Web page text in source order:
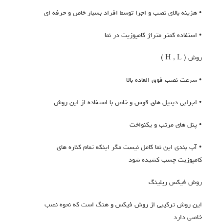
• هزینه بالای نصب و اجرا توسط افراد بسیار خاص و حرفه ای
• استفاده کمتر متراژ کامپوزیت در نما
روش ( H , L )
• سرعت نصب فوق العاده بالا
• اجرابی دیتیل های قوس و خاص با استفاده از این روش
• پنل های مرتب و یکنواخت
• آب بندی این نما کامل نیست مگر اینکه تمام کناره های
کامپوزیت چسب کشیده شود
روش فیکس ریلینگ
این روش ترکیبی از روش فیکس و هنگ است که نحوه نصب
خاصی دارد